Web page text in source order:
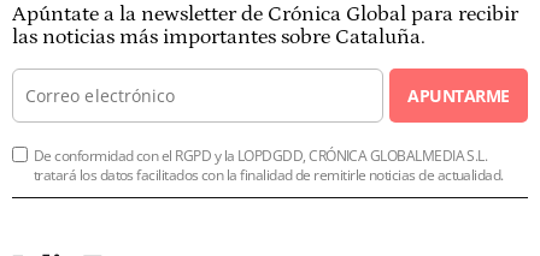
Apúntate a la newsletter de Crónica Global para recibir
las noticias más importantes sobre Cataluña.
APUNTARME
De conformidad con el RGPD y la LOPDGDD, CRÓNICA GLOBALMEDIA S.L.
tratará los datos facilitados con la finalidad de remitirle noticias de actualidad.